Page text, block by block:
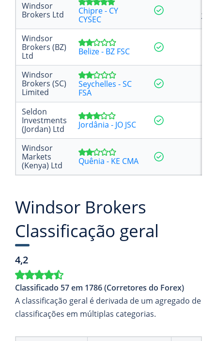
Windsor
Brokers Ltd
Chipre - CY
CYSEC
Windsor
Brokers (BZ)
Ltd
Belize - BZ FSC
Windsor
Brokers (SC)
Limited
Seychelles - SC
FSA
Seldon
Investments
(Jordan) Ltd
Jordânia - JO JSC
Windsor
Markets
(Kenya) Ltd
Quênia - KE CMA
Windsor Brokers
Classificação geral
4,2
Classificado 57 em 1786 (Corretores do Forex)
A classificação geral é derivada de um agregado de
classificações em múltiplas categorias.